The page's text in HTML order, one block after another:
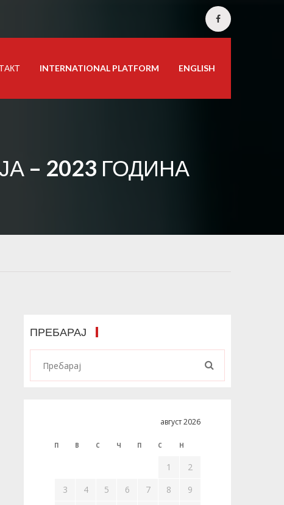
INTERNATIONAL PLATFORM ENGLISH
– 2023 ГОДИНА
ПРЕБАРАЈ
август 2026
П В С Ч П С Н
1
2
3
4 5 6 7 8
9